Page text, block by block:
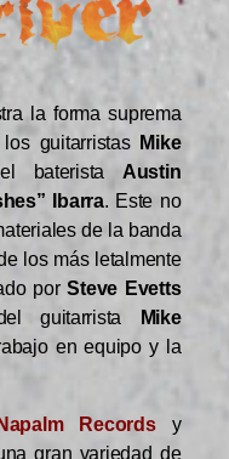
la forma suprema
guitarristas Mike
bateristaAustin
Ibarra. Este no
de la banda
los más letalmente
porSteve Evetts
guitarrista
Mike
en equipo y la
Napalm Recordsy
gran variedad de